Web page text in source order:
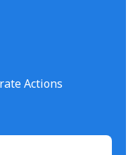
Actions